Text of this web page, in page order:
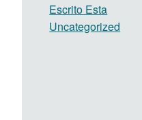
Escrito Esta
Uncategorized